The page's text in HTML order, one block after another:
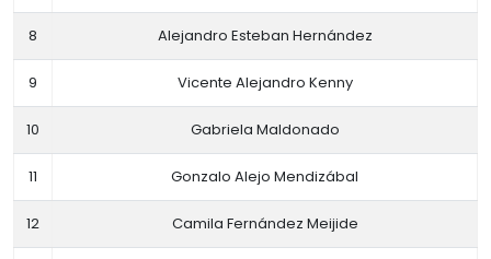
8 Alejandro Esteban Hernández
9 Vicente Alejandro Kenny
10 Gabriela Maldonado
11 Gonzalo Alejo Mendizábal
12 Camila Fernández Meijide